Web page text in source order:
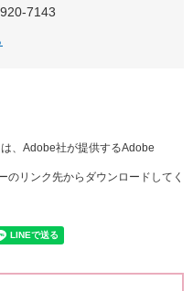
7143
、Adobe社が提供するAdobe
リンク先からダウンロードしてく